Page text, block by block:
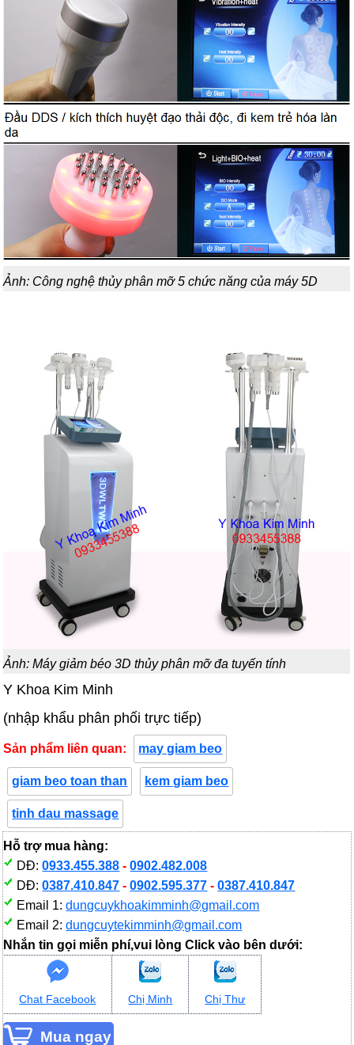
Ảnh: Công nghệ thủy phân mỡ 5 chức năng của máy 5D
Ảnh: Máy giảm béo 3D thủy phân mỡ đa tuyến tính
Y Khoa Kim Minh
(nhập khẩu phân phối trực tiếp)
Sản phẩm liên quan: may giam beo
giam beo toan than kem giam beo
tinh dau massage
Hỗ trợ mua hàng:
DĐ:0933.455.388 -0902.482.008
DĐ:0387.410.847 -0902.595.377 -0387.410.847
Email 1:dungcuykhoakimminh@gmail.com
Email 2:dungcuytekimminh@gmail.com
Nhắn tin gọi miễn phí,vui lòng Click vào bên dưới:
Chat Facebook Chị Minh Chị Thư